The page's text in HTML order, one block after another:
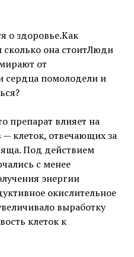
о здоровье.Как
сколько она стоитЛюди
от
сердца помолодели и
препарат влияет на
клеток, отвечающих за
Под действием
с менее
энергии
окислительное
выработку
клеток к